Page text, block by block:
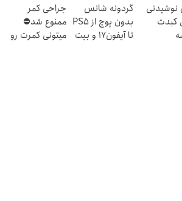
کن
نوشیدنی
کبدت
گردونه شانس
بدون پوچ از PS5
تا آیفون17 و بیت
جراحی کمر
ممنوع شد⛔
میتونی کمرت رو